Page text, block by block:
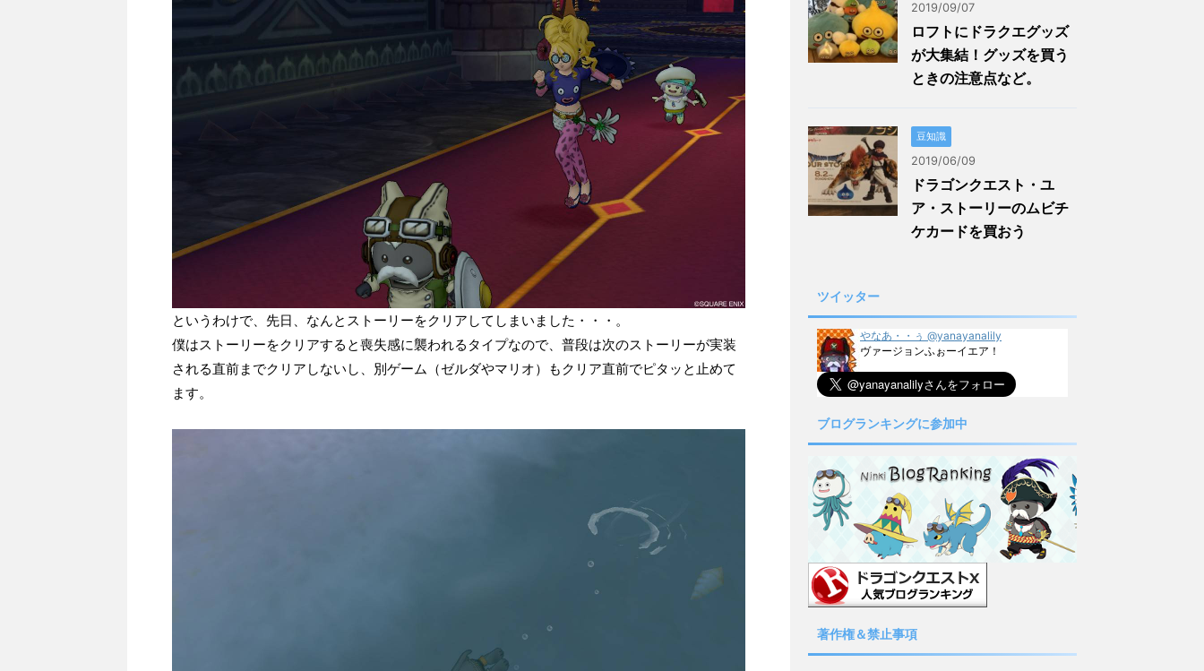
というわけで、先日、なんとストーリーをクリアしてしまいました・・・。
僕はストーリーをクリアすると喪失感に襲われるタイプなので、普段は次のストーリーが実装
される直前までクリアしないし、別ゲーム（ゼルダやマリオ）もクリア直前でピタッと止めて
ます。
2019/09/07
ロフトにドラクエグッズ
が大集結！グッズを買う
ときの注意点など。
豆知識
2019/06/09
ドラゴンクエスト・ユ
ア・ストーリーのムビチ
ケカードを買おう
ツイッター
やなあ・・ぅ @yanayanalily
ヴァージョンふぉーイエア！
ブログランキングに参加中
著作権＆禁止事項